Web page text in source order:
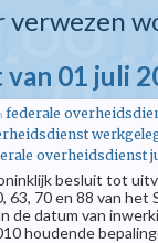
verwezen
01 juli
federale
overheidsdienst
besluit tot
63, 70 en 88 van
de datum van
houdende